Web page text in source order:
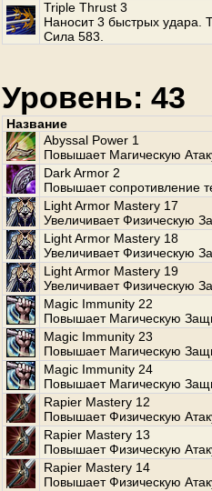
Triple Thrust 3
Наносит 3 быстрых удара.
Сила 583.
Уровень: 43
Название
Abyssal Power 1
Повышает Магическую
Dark Armor 2
Повышает сопротивление
Light Armor Mastery 17
Увеличивает Физическую
Light Armor Mastery 18
Увеличивает Физическую
Light Armor Mastery 19
Увеличивает Физическую
Magic Immunity 22
Повышает Магическую
Magic Immunity 23
Повышает Магическую
Magic Immunity 24
Повышает Магическую
Rapier Mastery 12
Повышает Физическую
Rapier Mastery 13
Повышает Физическую
Rapier Mastery 14
Повышает Физическую